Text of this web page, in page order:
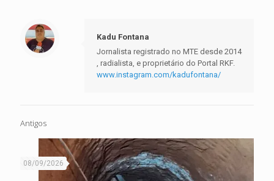
Kadu Fontana
Jornalista registrado no MTE desde 2014
, radialista, e proprietário do Portal RKF.
www.instagram.com/kadufontana/
Antigos
08/09/2026